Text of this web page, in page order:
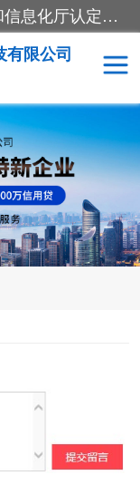
“专精特新”中小企业是指经省工业和信息化厅认定，专注于细分市场、掌握关键核心技术、创新能力强、市场占有率高、质量效益优，在专业化、精细化、特色化、新颖化等方面表现突出的中小企业。
有限公司